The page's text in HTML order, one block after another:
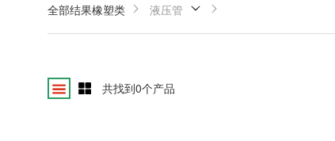
全部结果橡塑类 液压管
共找到0个产品